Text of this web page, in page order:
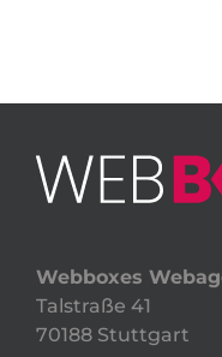
Webboxes
Talstraße 41
70188 Stuttgart